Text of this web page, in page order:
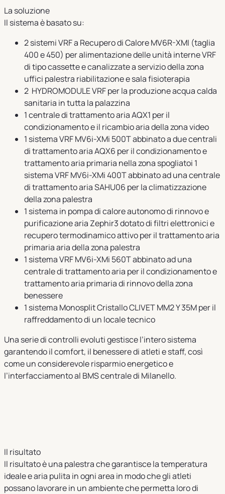
La soluzione
Il sistema è basato su:
2 sistemi VRF a Recupero di Calore MV6R-XMI (taglia
400 e 450) per alimentazione delle unità interne VRF
di tipo cassette e canalizzate a servizio della zona
uffici palestra riabilitazione e sala fisioterapia
2 HYDROMODULE VRF per la produzione acqua calda
sanitaria in tutta la palazzina
1 centrale di trattamento aria AQX1 per il
condizionamento e il ricambio aria della zona video
1 sistema VRF MV6i-XMi 500T abbinato a due centrali
di trattamento aria AQX6 per il condizionamento e
trattamento aria primaria nella zona spogliatoi 1
sistema VRF MV6i-XMi 400T abbinato ad una centrale
di trattamento aria SAHU06 per la climatizzazione
della zona palestra
1 sistema in pompa di calore autonomo di rinnovo e
purificazione aria Zephir3 dotato di filtri elettronici e
recupero termodinamico attivo per il trattamento aria
primaria aria della zona palestra
1 sistema VRF MV6i-XMi 560T abbinato ad una
centrale di trattamento aria per il condizionamento e
trattamento aria primaria di rinnovo della zona
benessere
1 sistema Monosplit Cristallo CLIVET MM2 Y 35M per il
raffreddamento di un locale tecnico
Una serie di controlli evoluti gestisce l’intero sistema
garantendo il comfort, il benessere di atleti e staff, così
come un considerevole risparmio energetico e
l’interfacciamento al BMS centrale di Milanello.
Il risultato
Il risultato è una palestra che garantisce la temperatura
ideale e aria pulita in ogni area in modo che gli atleti
possano lavorare in un ambiente che permetta loro di